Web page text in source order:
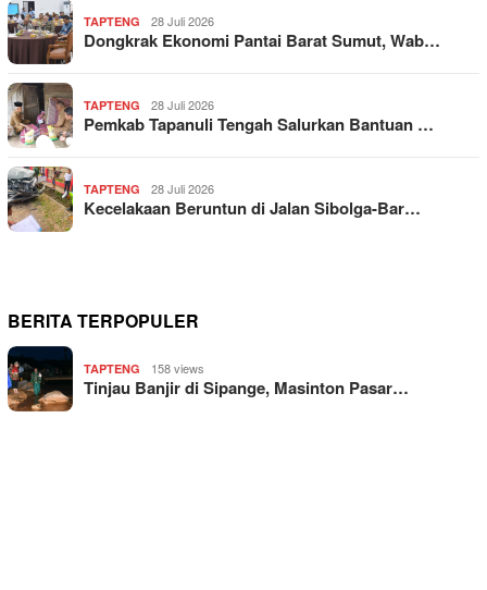
TAPTENG 28 Juli 2026
Dongkrak Ekonomi Pantai Barat Sumut, Wab…
TAPTENG 28 Juli 2026
Pemkab Tapanuli Tengah Salurkan Bantuan …
TAPTENG 28 Juli 2026
Kecelakaan Beruntun di Jalan Sibolga-Bar…
BERITA TERPOPULER
TAPTENG 158 views
Tinjau Banjir di Sipange, Masinton Pasar…